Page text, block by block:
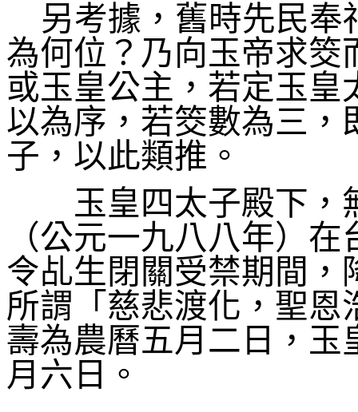
另考據，舊時先民
為何位？乃向玉帝求筊
或玉皇公主，若定玉皇
以為序，若筊數為三，
子， 以此類推。
玉皇四太子殿下，
（公元一九八八年）
令乩生閉關受禁期間，
所謂「慈悲渡化，聖恩
壽為農曆五月二日，玉
月六日。